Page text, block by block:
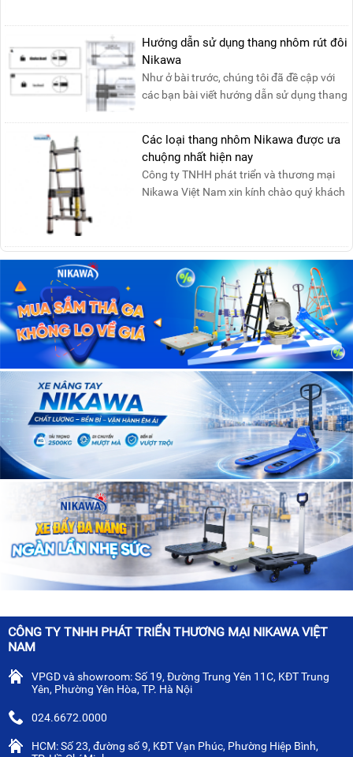
Hướng dẫn sử dụng thang nhôm rút đôi
Nikawa
Như ở bài trước, chúng tôi đã đề cập với
các bạn bài viết hướng dẫn sử dụng thang
Các loại thang nhôm Nikawa được ưa
chuộng nhất hiện nay
Công ty TNHH phát triển và thương mại
Nikawa Việt Nam xin kính chào quý khách
CÔNG TY TNHH PHÁT TRIỂN THƯƠNG MẠI NIKAWA VIỆT
NAM
VPGD và showroom: Số 19, Đường Trung Yên 11C, KĐT Trung
Yên, Phường Yên Hòa, TP. Hà Nội
024.6672.0000
HCM: Số 23, đường số 9, KĐT Vạn Phúc, Phường Hiệp Bình,